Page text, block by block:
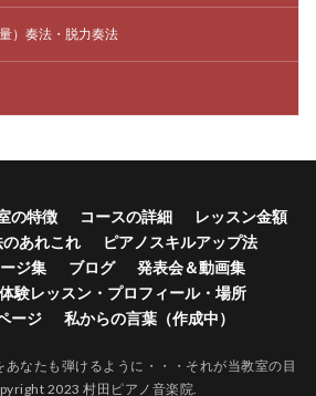
）奏法・脱力奏法
の特徴 コースの詳細
レッスン金額
あれこれ
ピアノスキルアップ法
ジ集
ブログ
発表会＆動画集
験レッスン・プロフィール・場所
ージ
私からの言葉（作成中）
あなたも弾けるように・・・それが当教室の目
2023 村田ピアノ音楽院.